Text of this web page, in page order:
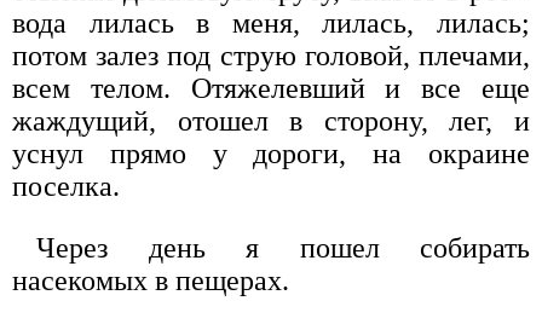
вода лилась в меня, лилась, лилась;
потом залез под струю головой, плечами,
всем телом. Отяжелевший и все еще
жаждущий, отошел в сторону, лег, и
уснул прямо у дороги, на окраине
поселка.
Через день я пошел собирать
насекомых в пещерах.